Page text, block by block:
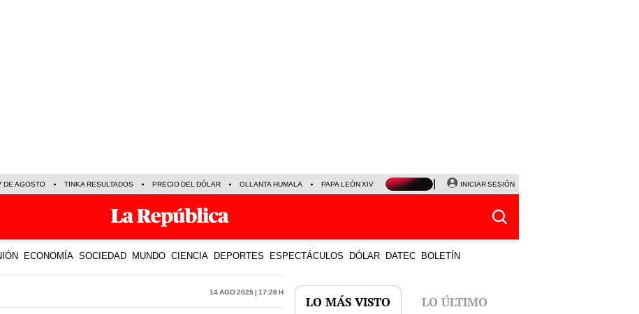
DE AGOSTO TINKA RESULTADOS PRECIO DEL DÓLAR OLLANTA HUMALA PAPA LEÓN XIV NALDY SALDAÑA LA BELLA LUZ
INICIAR SESIÓN
ECONOMÍA SOCIEDAD MUNDO CIENCIA DEPORTES ESPECTÁCULOS DÓLAR DATEC BOLETÍN
14 Ago 2025 | 17:28 h
LO MÁS VISTO LO ÚLTIMO